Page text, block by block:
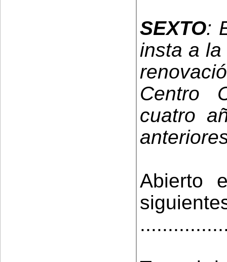
SEXTO:
insta a
Centro
cuatro
Abierto